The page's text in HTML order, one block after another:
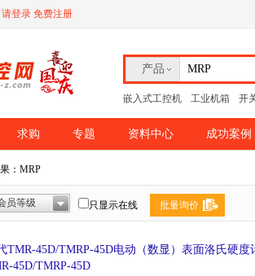
请登录 免费注册
产品
嵌入式工控机 工业机箱 开
求购 专题 资料中心 成功案例
：MRP
员等级 只显示在线 批量询价
TMR-45D/TMRP-45D电动（数显）表面洛氏硬度
45D/TMRP-45D